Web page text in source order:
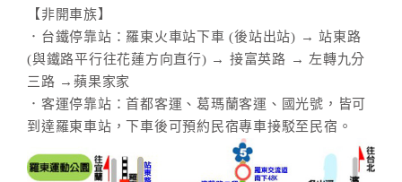
【非開車族】
．台鐵停靠站：羅東火車站下車 (後站出站) → 站東路
(與鐵路平行往花蓮方向直行) → 接富英路 → 左轉九分
三路 →蘋果家家
．客運停靠站：首都客運、葛瑪蘭客運、國光號，皆可
到達羅東車站，下車後可預約民宿專車接駁至民宿。